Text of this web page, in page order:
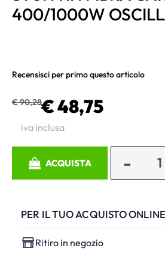
400/1000W
Recensisci per primo questo articolo
€ 90,28€ 48,75
iva inclusa
ACQUISTA
PER IL TUO ACQUISTO
Ritiro in negozio